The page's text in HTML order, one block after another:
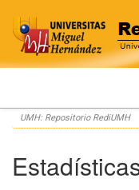
Skip
navigation
UMH: Repositorio RediUMH